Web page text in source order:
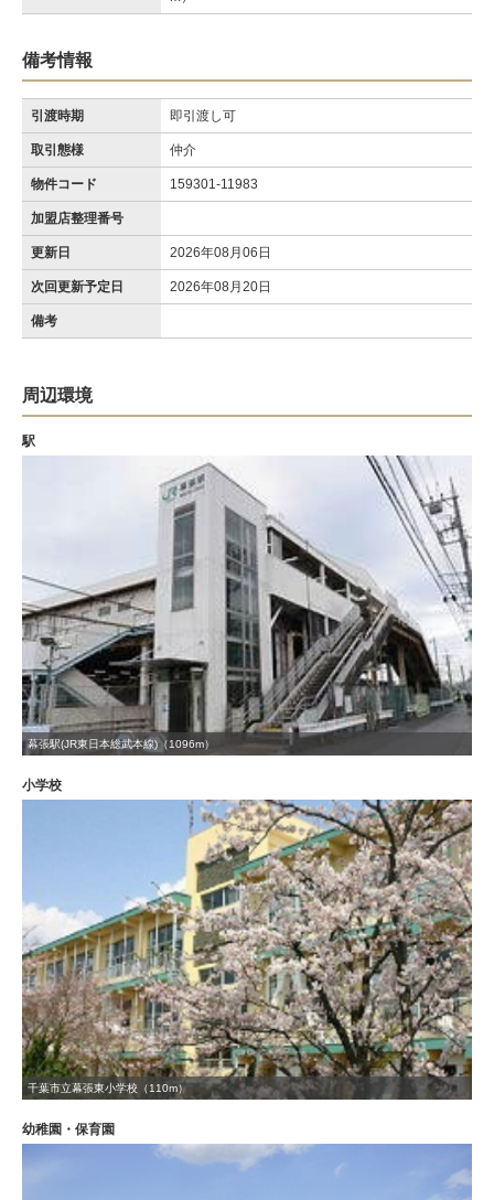
備考情報
引渡時期 即引渡し可
取引態様 仲介
物件コード 159301-11983
加盟店整理番号
更新日 2026年08月06日
次回更新予定日 2026年08月20日
備考
周辺環境
駅
幕張駅(JR東日本総武本線)（1096m）
小学校
千葉市立幕張東小学校（110m）
幼稚園・保育園